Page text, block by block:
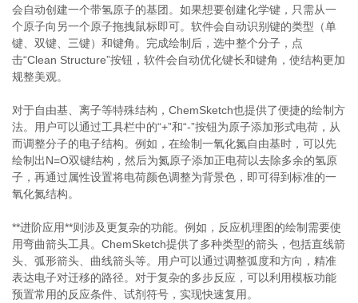
会自动创建一个带氢原子的基团。如果想要创建化学键，只需从一
个原子向另一个原子拖拽鼠标即可。软件会自动识别键的类型（单
键、双键、三键）和键角。完成绘制后，选中整个分子，点
击“Clean Structure”按钮，软件会自动优化键长和键角，使结构更加
规整美观。
对于自由基、离子等特殊结构，ChemSketch也提供了便捷的绘制方
法。用户可以通过工具栏中的“+”和“-”按钮为原子添加形式电荷，从
而调整分子的电子结构。例如，在绘制一氧化氮自由基时，可以先
绘制出N=O双键结构，然后为氮原子添加正电荷以去除多余的氢原
子，再通过属性设置将电荷颜色调整为背景色，即可得到标准的一
氧化氮结构。
**进阶应用**则涉及更复杂的功能。例如，反应机理图的绘制需要使
用弯曲箭头工具。ChemSketch提供了多种类型的箭头，包括直线箭
头、弧形箭头、曲线箭头等。用户可以通过调整弧度和方向，精准
表达电子对迁移的路径。对于复杂的多步反应，可以利用模板功能
预置常用的反应条件、试剂符号，实现快速复用。